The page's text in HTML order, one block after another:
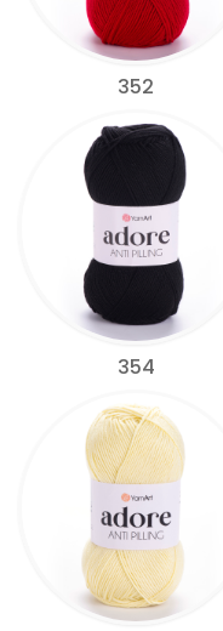
352
354